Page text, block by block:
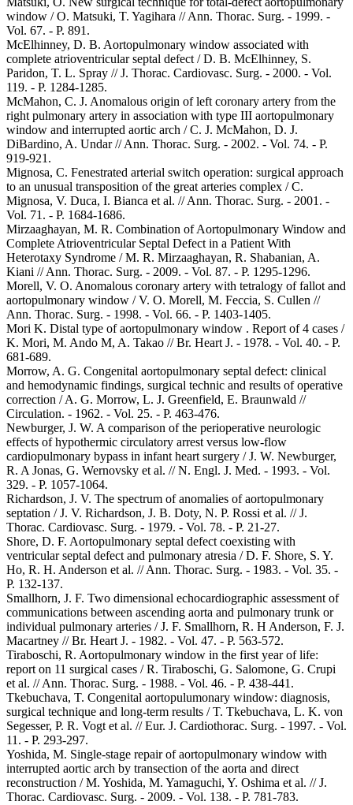
window / O. Matsuki, T. Yagihara // Ann. Thorac. Surg. - 1999. -
Vol. 67. - P. 891.
McElhinney, D. B. Aortopulmonary window associated with
complete atrioventricular septal defect / D. B. McElhinney, S.
Paridon, T. L. Spray // J. Thorac. Cardiovasc. Surg. - 2000. - Vol.
119. - P. 1284-1285.
McMahon, C. J. Anomalous origin of left coronary artery from the
right pulmonary artery in association with type III aortopulmonary
window and interrupted aortic arch / C. J. McMahon, D. J.
DiBardino, A. Undar // Ann. Thorac. Surg. - 2002. - Vol. 74. - P.
919-921.
Mignosa, C. Fenestrated arterial switch operation: surgical approach
to an unusual transposition of the great arteries complex / C.
Mignosa, V. Duca, I. Bianca et al. // Ann. Thorac. Surg. - 2001. -
Vol. 71. - P. 1684-1686.
Mirzaaghayan, M. R. Combination of Aortopulmonary Window and
Complete Atrioventricular Septal Defect in a Patient With
Heterotaxy Syndrome / M. R. Mirzaaghayan, R. Shabanian, A.
Kiani // Ann. Thorac. Surg. - 2009. - Vol. 87. - P. 1295-1296.
Morell, V. O. Anomalous coronary artery with tetralogy of fallot and
aortopulmonary window / V. O. Morell, M. Feccia, S. Cullen //
Ann. Thorac. Surg. - 1998. - Vol. 66. - P. 1403-1405.
Mori K. Distal type of aortopulmonary window . Report of 4 cases /
K. Mori, M. Ando M, A. Takao // Br. Heart J. - 1978. - Vol. 40. - P.
681-689.
Morrow, A. G. Congenital aortopulmonary septal defect: clinical
and hemodynamic findings, surgical technic and results of operative
correction / A. G. Morrow, L. J. Greenfield, E. Braunwald //
Circulation. - 1962. - Vol. 25. - P. 463-476.
Newburger, J. W. A comparison of the perioperative neurologic
effects of hypothermic circulatory arrest versus low-flow
cardiopulmonary bypass in infant heart surgery / J. W. Newburger,
R. A Jonas, G. Wernovsky et al. // N. Engl. J. Med. - 1993. - Vol.
329. - P. 1057-1064.
Richardson, J. V. The spectrum of anomalies of aortopulmonary
septation / J. V. Richardson, J. B. Doty, N. P. Rossi et al. // J.
Thorac. Cardiovasc. Surg. - 1979. - Vol. 78. - P. 21-27.
Shore, D. F. Aortopulmonary septal defect coexisting with
ventricular septal defect and pulmonary atresia / D. F. Shore, S. Y.
Ho, R. H. Anderson et al. // Ann. Thorac. Surg. - 1983. - Vol. 35. -
P. 132-137.
Smallhorn, J. F. Two dimensional echocardiographic assessment of
communications between ascending aorta and pulmonary trunk or
individual pulmonary arteries / J. F. Smallhorn, R. H Anderson, F. J.
Macartney // Br. Heart J. - 1982. - Vol. 47. - P. 563-572.
Tiraboschi, R. Aortopulmonary window in the first year of life:
report on 11 surgical cases / R. Tiraboschi, G. Salomone, G. Crupi
et al. // Ann. Thorac. Surg. - 1988. - Vol. 46. - P. 438-441.
Tkebuchava, T. Congenital aortopulumonary window: diagnosis,
surgical technique and long-term results / T. Tkebuchava, L. K. von
Segesser, P. R. Vogt et al. // Eur. J. Cardiothorac. Surg. - 1997. - Vol.
11. - P. 293-297.
Yoshida, M. Single-stage repair of aortopulmonary window with
interrupted aortic arch by transection of the aorta and direct
reconstruction / M. Yoshida, M. Yamaguchi, Y. Oshima et al. // J.
Thorac. Cardiovasc. Surg. - 2009. - Vol. 138. - P. 781-783.